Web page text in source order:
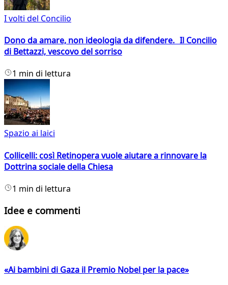
I volti del Concilio
Dono da amare, non ideologia da difendere. Il Concilio
di Bettazzi, vescovo del sorriso
1 min di lettura
Spazio ai laici
Collicelli: così Retinopera vuole aiutare a rinnovare la
Dottrina sociale della Chiesa
1 min di lettura
Idee e commenti
«Ai bambini di Gaza il Premio Nobel per la pace»